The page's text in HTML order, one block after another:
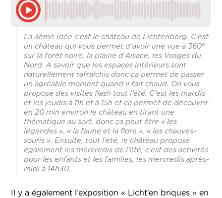
La 3ème idée c’est le château de Lichtenberg. C’est
un château qui vous permet d’avoir une vue à 360°
sur la forêt noire, la plaine d’Alsace, les Vosges du
Nord. A savoir que les espaces intérieurs sont
naturellement rafraîchis donc ça permet de passer
un agréable moment quand il fait chaud. On vous
propose des visites flash tout l’été. C’est les mardis
et les jeudis à 11h et à 15h et ça permet de découvrir
en 20 min environ le château en tirant une
thématique au sort, donc ça peut être « les
légendes », « la faune et la flore », « les chauves-
souris ». Ensuite, tout l’été, le château propose
également les mercredis de l’été, c’est des activités
pour les enfants et les familles, les mercredis après-
midi à 14h30.
Il y a également l’exposition « Licht’en briques » en